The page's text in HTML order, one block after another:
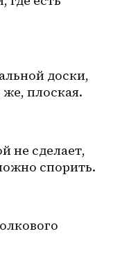
доски,
плоская.
не сделает,
спорить.